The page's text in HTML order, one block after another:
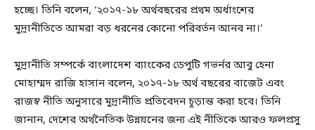
হচ্ছে। তিনি বলেন, ‘২০১৭-১৮ অর্থবছরের প্রথম অর্ধাংশের
মুদ্রানীতিতে আমরা বড় ধরনের কোনো পরিবর্তন আনব না।’
মুদ্রানীতি সম্পর্কে বাংলাদেশ ব্যাংকের ডেপুটি গভর্নর আবু হেনা
মোহাম্মদ রাজি হাসান বলেন, ২০১৭-১৮ অর্থ বছরের বাজেট এবং
রাজস্ব নীতি অনুসারে মুদ্রানীতি প্রতিবেদন চূড়ান্ত করা হবে। তিনি
জানান, দেশের অর্থনৈতিক উন্নয়নের জন্য এই নীতিকে আরও ফলপ্রসু